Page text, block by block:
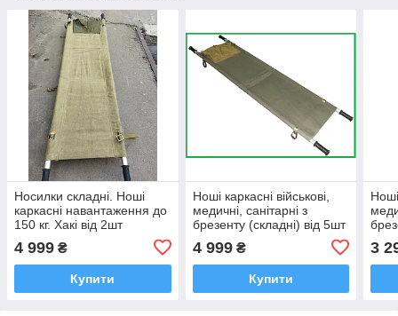
Носилки складні. Ноші
каркасні навантаження до
150 кг. Хакі від 2шт
4 999 ₴
Купити
Ноші каркасні військові,
медичні, санітарні з
брезенту (складні) від 5шт
4 999₴
Купити
3